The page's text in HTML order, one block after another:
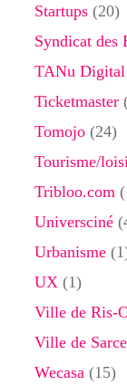
Startups (20)
Syndicat des
TANu Digital
Ticketmaster
Tomojo (24)
Tourisme/
Tribloo.com
Universciné
Urbanisme
UX (1)
Ville de Ris-
Ville de
Wecasa (15)